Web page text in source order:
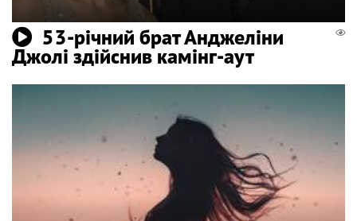
53-річний брат Анджеліни
Джолі здійснив камінг-аут